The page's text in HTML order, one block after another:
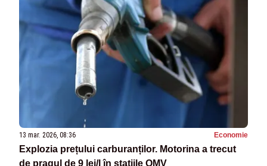
13 mar. 2026, 08:36 Economie
Explozia prețului carburanților. Motorina a trecut
de pragul de 9 lei/l în stațiile OMV